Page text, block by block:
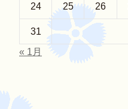
24 25 26
31
« 1月